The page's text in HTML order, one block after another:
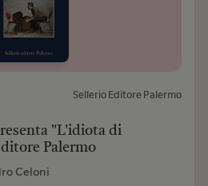
Sellerio Editore Palermo
"L'idiota di
Palermo
Celoni